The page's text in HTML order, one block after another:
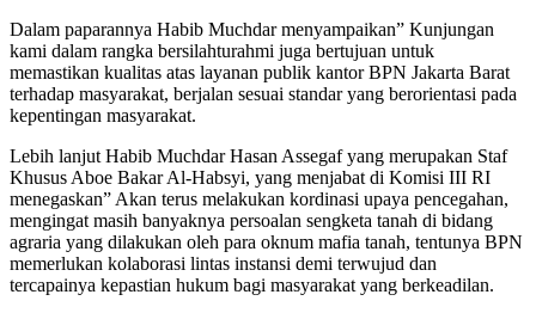
Dalam paparannya Habib Muchdar menyampaikan” Kunjungan
kami dalam rangka bersilahturahmi juga bertujuan untuk
memastikan kualitas atas layanan publik kantor BPN Jakarta Barat
terhadap masyarakat, berjalan sesuai standar yang berorientasi pada
kepentingan masyarakat.
Lebih lanjut Habib Muchdar Hasan Assegaf yang merupakan Staf
Khusus Aboe Bakar Al-Habsyi, yang menjabat di Komisi III RI
menegaskan” Akan terus melakukan kordinasi upaya pencegahan,
mengingat masih banyaknya persoalan sengketa tanah di bidang
agraria yang dilakukan oleh para oknum mafia tanah, tentunya BPN
memerlukan kolaborasi lintas instansi demi terwujud dan
tercapainya kepastian hukum bagi masyarakat yang berkeadilan.